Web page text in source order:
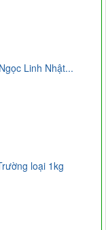
Linh Nhật...
loại 1kg